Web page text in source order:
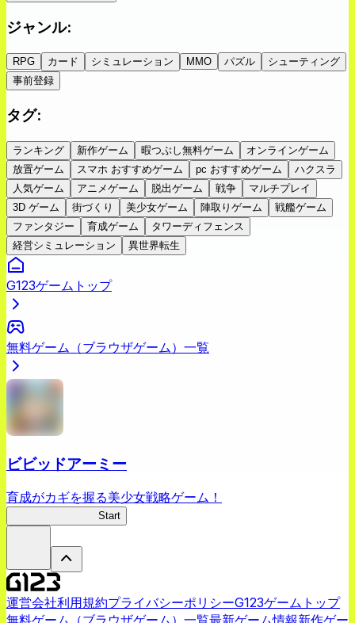
ジャンル:
RPG カード シミュレーション MMO パズル
シューティング
事前登録
タグ:
ランキング 新作ゲーム 暇つぶし無料ゲーム
オンラインゲーム
放置ゲーム
スマホ おすすめゲーム pc おすすめゲーム
ハクスラ
人気ゲーム
アニメゲーム 脱出ゲーム 戦争
マルチプレイ
3D ゲーム
街づくり 美少女ゲーム 陣取りゲーム
戦艦ゲーム
ファンタジー
育成ゲーム
タワーディフェンス
経営シミュレーション
異世界転生
G123ゲームトップ
無料ゲーム（ブラウザゲーム）一覧
ビビッドアーミー
育成がカギを握る美少女戦略ゲーム！
Start
運営会社利用規約プライバシーポリシーG123ゲームトップ